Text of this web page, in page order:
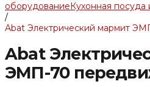
оборудованиеКухонная посуда
/
Abat Электрический мармит
Abat
ЭМП-70